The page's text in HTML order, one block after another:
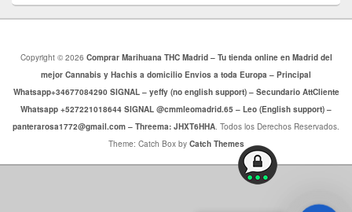
Copyright © 2026 Comprar Marihuana THC Madrid – Tu tienda online en Madrid del
mejor Cannabis y Hachis a domicilio Envios a toda Europa – Principal
Whatsapp+34677084290 SIGNAL – yeffy (no english support) – Secundario AttCliente
Whatsapp +527221018644 SIGNAL @cmmleomadrid.65 – Leo (English support) –
panterarosa1772@gmail.com – Threema: JHXT6HHA. Todos los Derechos Reservados.
Theme: Catch Box by Catch Themes